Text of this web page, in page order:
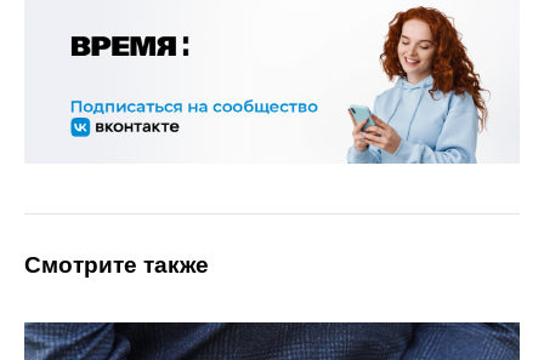
Смотрите также